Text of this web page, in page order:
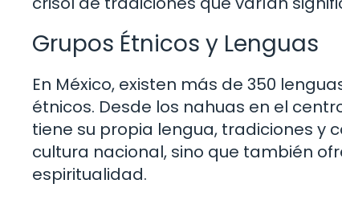
Grupos Étnicos y Lenguas
En México, existen más de 350
étnicos. Desde los nahuas en el
tiene su propia lengua, tradiciones y
cultura nacional, sino que también
espiritualidad.